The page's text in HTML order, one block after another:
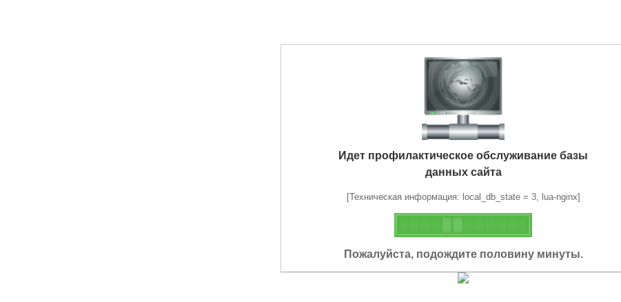
Идет профилактическое обслуживание базы
данных сайта
[Техническая информация: local_db_state = 3, lua-nginx]
Пожалуйста, подождите половину минуты.